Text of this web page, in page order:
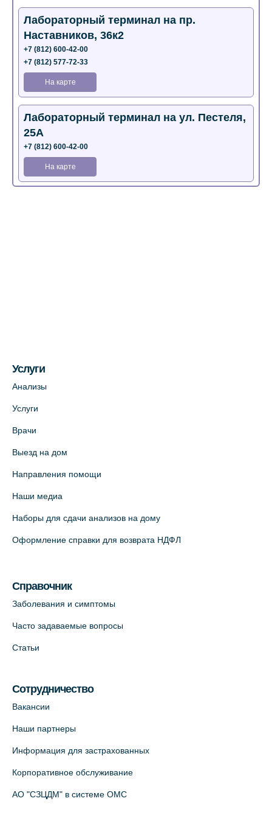
Лабораторный терминал на пр.
Наставников, 36к2
+7 (812) 600-42-00
+7 (812) 577-72-33
На карте
Лабораторный терминал на ул. Пестеля,
25А
+7 (812) 600-42-00
На карте
Медицинский центр на пр. Просвещения,
12к2 (официальный партнер)
Медицинский центр "Доктор Семейный"
(официальный партнер),
+7 (812) 664-55-80
На карте
+7 (812) 660-73-69
На карте
На карте
Лабораторный терминал на
партнёр)
+7 (812) 498-10-30
Услуги
Анализы
Услуги
Врачи
Выезд на дом
Направления помощи
Наши медиа
Наборы для сдачи анализов на дому
Оформление справки для возврата НДФЛ
Справочник
Заболевания и симптомы
Часто задаваемые вопросы
Статьи
Сотрудничество
Вакансии
Наши партнеры
Информация для застрахованных
Корпоративное обслуживание
АО "СЗЦДМ" в системе ОМС